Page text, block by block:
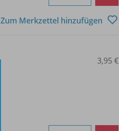
Zum Merkzettel hinzufügen
3,95 €